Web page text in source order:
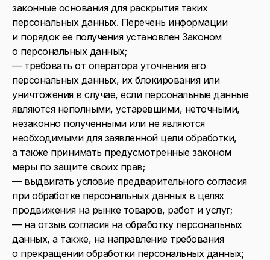
законные основания для раскрытия таких
персональных данных. Перечень информации
и порядок ее получения установлен Законом
о персональных данных;
— требовать от оператора уточнения его
персональных данных, их блокирования или
уничтожения в случае, если персональные данные
являются неполными, устаревшими, неточными,
незаконно полученными или не являются
необходимыми для заявленной цели обработки,
а также принимать предусмотренные законом
меры по защите своих прав;
— выдвигать условие предварительного согласия
при обработке персональных данных в целях
продвижения на рынке товаров, работ и услуг;
— на отзыв согласия на обработку персональных
данных, а также, на направление требования
о прекращении обработки персональных данных;